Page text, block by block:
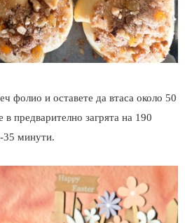
фолио и оставете да втаса около 50
предварително загрята на 190
35 минути.